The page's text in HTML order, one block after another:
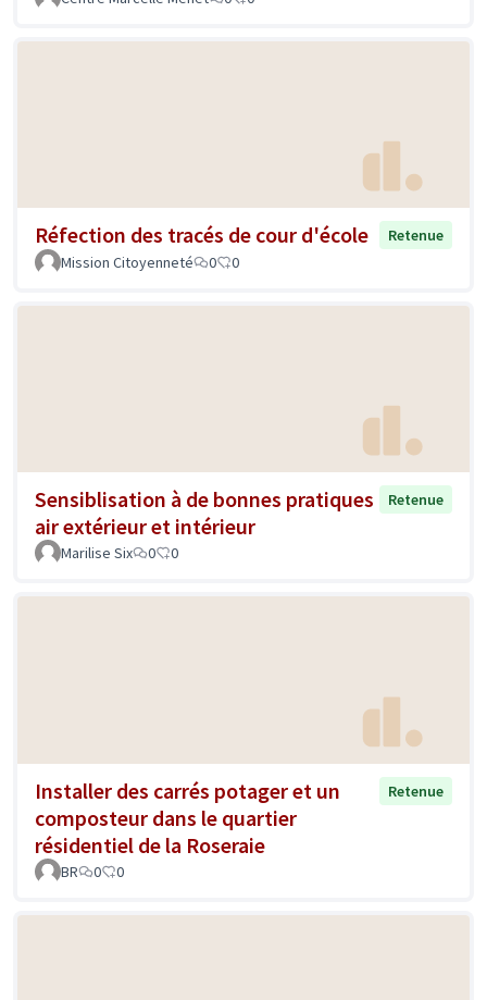
Réfection des tracés de cour d'école
Retenue
Mission Citoyenneté
0 0
Sensiblisation à de bonnes pratiques
air extérieur et intérieur
Retenue
Marilise Six 0 0
Installer des carrés potager et un
composteur dans le quartier
résidentiel de la Roseraie
Retenue
BR 0 0